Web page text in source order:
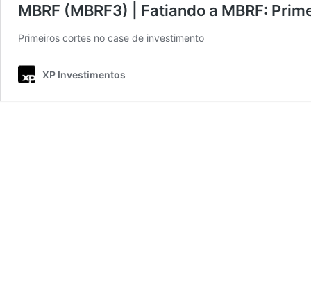
MBRF (MBRF3) | Fatiando a MBRF:
Primeiros cortes no case de investimento
XP Investimentos